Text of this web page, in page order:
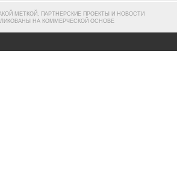
МЕТКОЙ, ПАРТНЕРСКИЕ ПРОЕКТЫ И НОВОСТИ
НА КОММЕРЧЕСКОЙ ОСНОВЕ